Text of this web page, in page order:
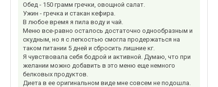
Обед - 150 грамм гречки, овощной салат.
Ужин - гречка и стакан кефира.
В любое время я пила воду и чай.
Меню все-равно осталось достаточно однообразным и
скудным, но я с легкостью смогла продержаться на
таком питании 5 дней и сбросить лишние кг.
Я чувствовала себя бодрой и активной. Думаю, что при
желании можно добавить в это меню еще немного
белковых продуктов.
Диета в ее оригинальном виде мне совсем не подошла.